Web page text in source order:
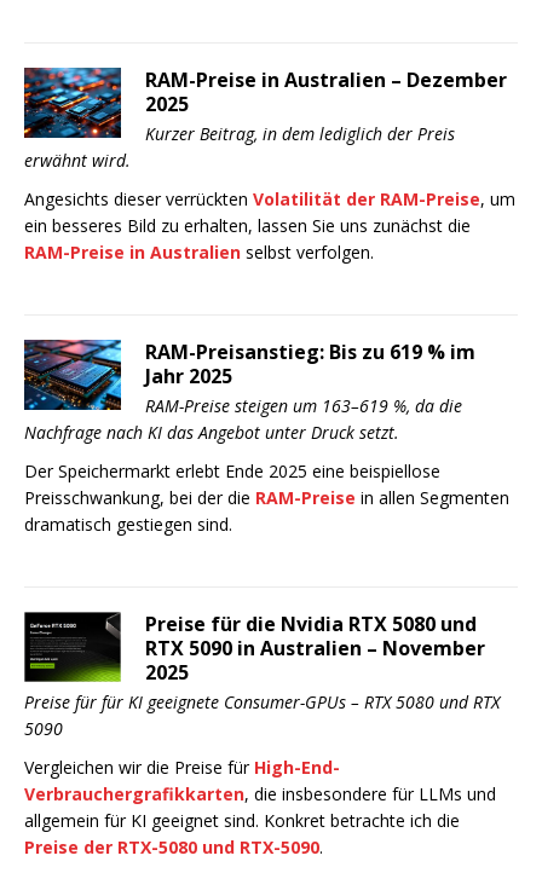
RAM-Preise in Australien – Dezember
2025
Kurzer Beitrag, in dem lediglich der Preis
erwähnt wird.
Angesichts dieser verrückten Volatilität der RAM-Preise, um
ein besseres Bild zu erhalten, lassen Sie uns zunächst die
RAM-Preise in Australien selbst verfolgen.
RAM-Preisanstieg: Bis zu 619 % im
Jahr 2025
RAM-Preise steigen um 163–619 %, da die
Nachfrage nach KI das Angebot unter Druck setzt.
Der Speichermarkt erlebt Ende 2025 eine beispiellose
Preisschwankung, bei der die RAM-Preise in allen Segmenten
dramatisch gestiegen sind.
Preise für die Nvidia RTX 5080 und
RTX 5090 in Australien – November
2025
Preise für für KI geeignete Consumer-GPUs – RTX 5080 und RTX
5090
Vergleichen wir die Preise für High-End-
Verbrauchergrafikkarten, die insbesondere für LLMs und
allgemein für KI geeignet sind. Konkret betrachte ich die
Preise der RTX-5080 und RTX-5090.